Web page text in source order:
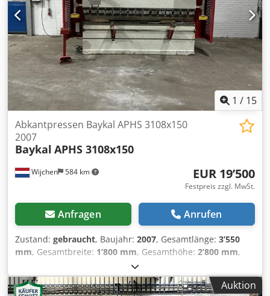
1 / 15
Wijchen 584 km
Abkantpressen Baykal APHS 3108x150
2007
Baykal APHS 3108x150
EUR 19’500
Festpreis zzgl. MwSt.
Anfragen Anrufen
Zustand: gebraucht, Baujahr: 2007, Gesamtlänge: 3’550
mm, Gesamtbreite: 1’800 mm, Gesamthöhe: 2’800 mm,
Farbe: Grau Gewicht: 10.000 kg - Baujahr: 2007 -
Dokumentation verfügbar: Ja - CE-Kennzeichnung
vorhanden: Ja - CE-Zertifikat vorhanden: Ja -
Auktion